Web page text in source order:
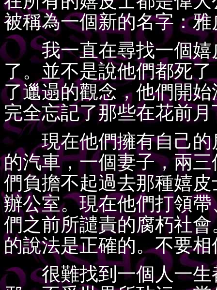
被稱為一個新的名字：雅
我一直在尋找一個嬉
了。並不是說他們都死
了邋遢的觀念，他們開
完全忘記了那些在花前
現在他們擁有自己的
的汽車，一個妻子，兩
們負擔不起過去那種嬉
辦公室。現在他們打領
們之前所譴責的腐朽社
的說法是正確的。不要
很難找到一個人一生